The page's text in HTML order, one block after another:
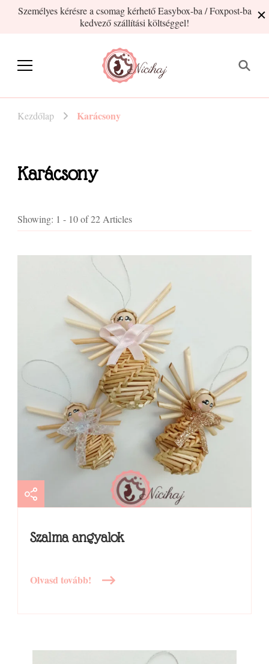
Személyes kérésre a csomag kérhető Easybox-ba / Foxpost-ba
kedvező szállítási költséggel!
Nicihaj
Kezdőlap Karácsony
Karácsony
Showing: 1 - 10 of 22 Articles
Szalma angyalok
Olvasd tovább!